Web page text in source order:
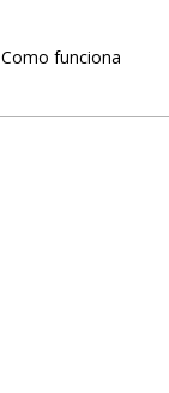
Como funciona